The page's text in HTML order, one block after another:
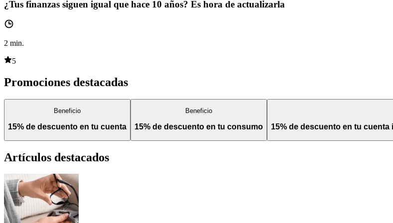
¿Tus finanzas siguen igual que hace 10 años? Es hora de actualizarla
2 min.
5
Promociones destacadas
Beneficio
15% de descuento en tu cuenta
Beneficio
15% de descuento en tu consumo 15% de descuento en tu
Artículos destacados